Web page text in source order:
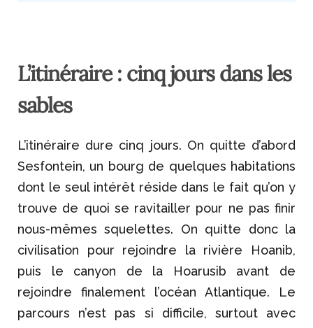
L’itinéraire : cinq jours dans les
sables
L’itinéraire dure cinq jours. On quitte d’abord
Sesfontein, un bourg de quelques habitations
dont le seul intérêt réside dans le fait qu’on y
trouve de quoi se ravitailler pour ne pas finir
nous-mêmes squelettes. On quitte donc la
civilisation pour rejoindre la rivière Hoanib,
puis le canyon de la Hoarusib avant de
rejoindre finalement l’océan Atlantique. Le
parcours n’est pas si difficile, surtout avec